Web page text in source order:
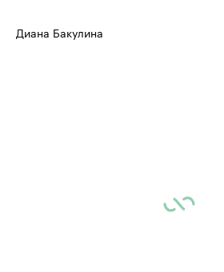
Диана Бакулина